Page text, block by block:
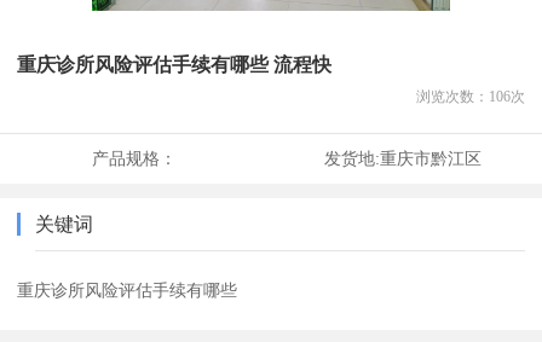
重庆诊所风险评估手续有哪些 流程快
浏览次数： 106次
产品规格： 发货地:重庆市黔江区
关键词
重庆诊所风险评估手续有哪些